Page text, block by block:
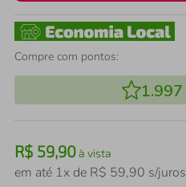
Compre com pontos:
1.997
R$ 59,90à vista
em até 1x de R$ 59,90 s/juros